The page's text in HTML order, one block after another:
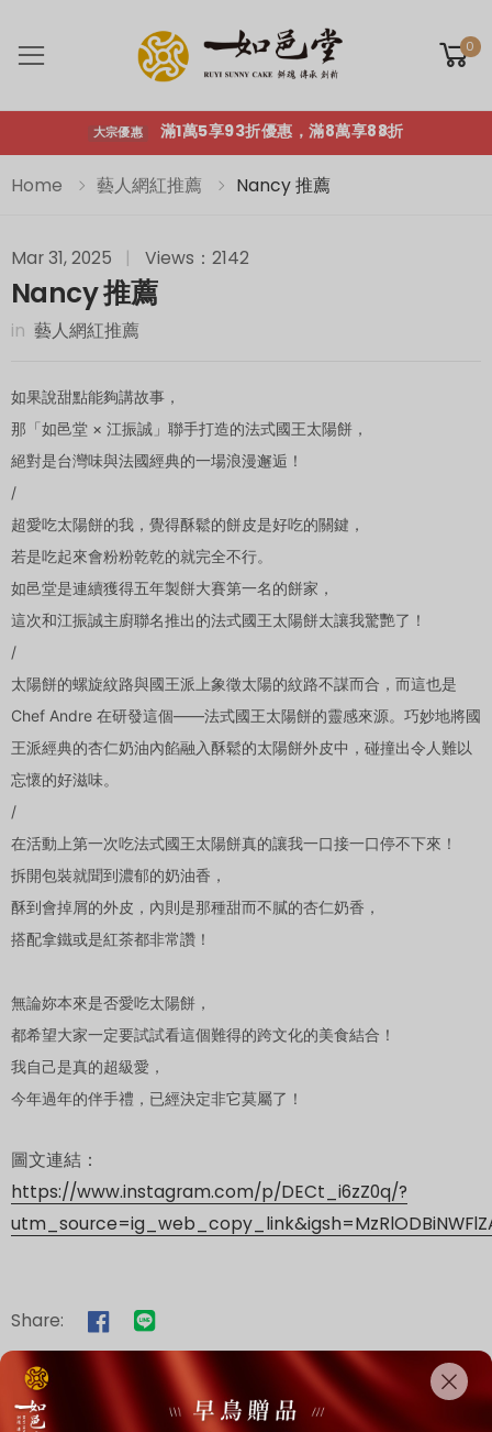
Toggle mobile menu
0
大宗優惠 滿1萬5享93折優惠，滿8萬享88折
Home 藝人網紅推薦 Nancy 推薦
Mar 31, 2025 Views：2142
Nancy 推薦
in 藝人網紅推薦
如果說甜點能夠講故事，
那「如邑堂 × 江振誠」聯手打造的法式國王太陽餅，
絕對是台灣味與法國經典的一場浪漫邂逅！
/
超愛吃太陽餅的我，覺得酥鬆的餅皮是好吃的關鍵，
若是吃起來會粉粉乾乾的就完全不行。
如邑堂是連續獲得五年製餅大賽第一名的餅家，
這次和江振誠主廚聯名推出的法式國王太陽餅太讓我驚艷了！
/
太陽餅的螺旋紋路與國王派上象徵太陽的紋路不謀而合，而這也是
Chef Andre 在研發這個——法式國王太陽餅的靈感來源。巧妙地將國
王派經典的杏仁奶油內餡融入酥鬆的太陽餅外皮中，碰撞出令人難以
忘懷的好滋味。
/
在活動上第一次吃法式國王太陽餅真的讓我一口接一口停不下來！
拆開包裝就聞到濃郁的奶油香，
酥到會掉屑的外皮，內則是那種甜而不膩的杏仁奶香，
搭配拿鐵或是紅茶都非常讚！
無論妳本來是否愛吃太陽餅，
都希望大家一定要試試看這個難得的跨文化的美食結合！
我自己是真的超級愛，
今年過年的伴手禮，已經決定非它莫屬了！
圖文連結：
https://www.instagram.com/p/DECt_i6zZ0q/?
Share: